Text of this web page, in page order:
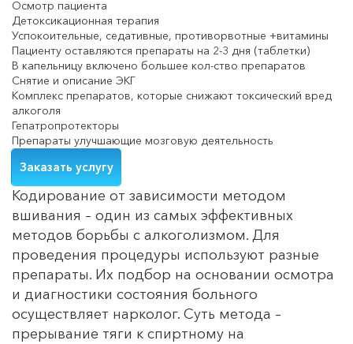
Осмотр пациента
Детоксикационная терапия
Успокоительные, седативные, противорвотные +витамины
Пациенту оставляются препараты на 2-3 дня (таблетки)
В капельницу включено большее кол-ство препаратов
Снятие и описание ЭКГ
Комплекс препаратов, которые снижают токсический вред
алкоголя
Гепатропротекторы
Препараты улучшающие мозговую деятельность
Заказать услугу
Кодирование от зависимости методом
вшивания – один из самых эффективных
методов борьбы с алкоголизмом. Для
проведения процедуры используют разные
препараты. Их подбор на основании осмотра
и диагностики состояния больного
осуществляет нарколог. Суть метода –
прерывание тяги к спиртному на